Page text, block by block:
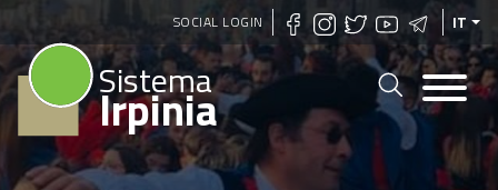
Salta
al
contenuto
principale
SOCIAL LOGIN IT
Sistema
Irpinia